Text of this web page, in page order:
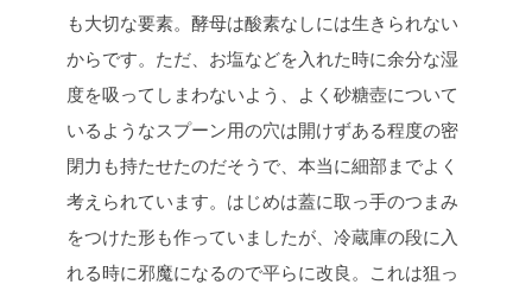
も大切な要素。酵母は酸素なしには生きられない
からです。ただ、お塩などを入れた時に余分な湿
度を吸ってしまわないよう、よく砂糖壺について
いるようなスプーン用の穴は開けずある程度の密
閉力も持たせたのだそうで、本当に細部までよく
考えられています。はじめは蓋に取っ手のつまみ
をつけた形も作っていましたが、冷蔵庫の段に入
れる時に邪魔になるので平らに改良。これは狙っ